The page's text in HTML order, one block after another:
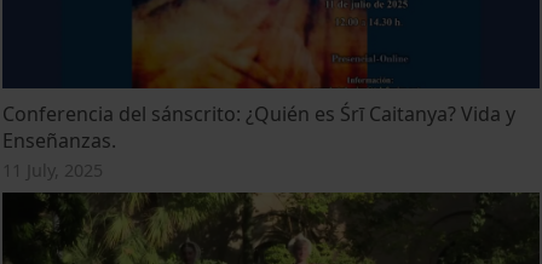
Conferencia del sánscrito: ¿Quién es Śrī Caitanya? Vida y
Enseñanzas.
11 July, 2025